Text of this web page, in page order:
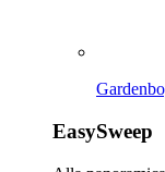
EasySweep